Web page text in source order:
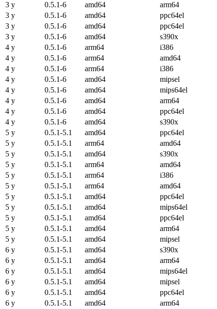
3 y
0.5.1-6 amd64
arm64
3 y
0.5.1-6 amd64
ppc64el
3 y
0.5.1-6 amd64
ppc64el
3 y
0.5.1-6 amd64
s390x
4 y
0.5.1-6 arm64
i386
4 y
0.5.1-6 arm64
amd64
4 y
0.5.1-6 arm64
i386
4 y
0.5.1-6 amd64
mipsel
4 y
0.5.1-6 amd64
mips64el
4 y
0.5.1-6 amd64
arm64
4 y
0.5.1-6 amd64
ppc64el
4 y
0.5.1-6 amd64
s390x
5 y
0.5.1-5.1 amd64
ppc64el
5 y
0.5.1-5.1 arm64
amd64
5 y
0.5.1-5.1 amd64
s390x
5 y
0.5.1-5.1 arm64
amd64
5 y
0.5.1-5.1 arm64
i386
5 y
0.5.1-5.1 arm64
amd64
5 y
0.5.1-5.1 amd64
ppc64el
5 y
0.5.1-5.1 amd64
mips64el
5 y
0.5.1-5.1 amd64
ppc64el
5 y
0.5.1-5.1 amd64
arm64
5 y
0.5.1-5.1 amd64
mipsel
6 y
0.5.1-5.1 amd64
s390x
6 y
0.5.1-5.1 amd64
arm64
6 y
0.5.1-5.1 amd64
mips64el
6 y
0.5.1-5.1 amd64
mipsel
6 y
0.5.1-5.1 amd64
ppc64el
6 y
0.5.1-5.1 amd64
arm64